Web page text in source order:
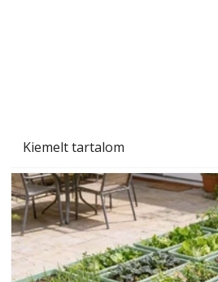
Kiemelt tartalom